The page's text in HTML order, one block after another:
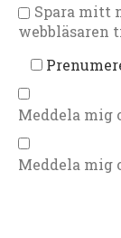
Spara mitt
webbläsaren
Meddela mig
Meddela mig